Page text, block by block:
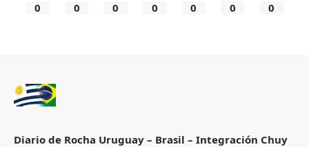
0 0 0 0 0 0 0
Diario de Rocha Uruguay – Brasil – Integración Chuy